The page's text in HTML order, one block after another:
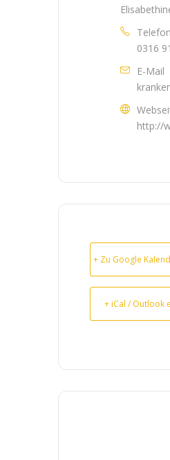
Telefon
0316
E-Mail
http://
+ Zu Google
+ iCal / Outlook